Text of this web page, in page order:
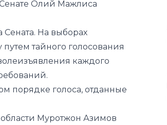
тайного голосования
каждого
порядке голоса, отданные
Муротжон Азимов
Узбекистан.
избирательной